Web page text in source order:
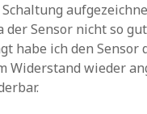
der Sensor nicht so
habe ich den Sensor
Widerstand wieder